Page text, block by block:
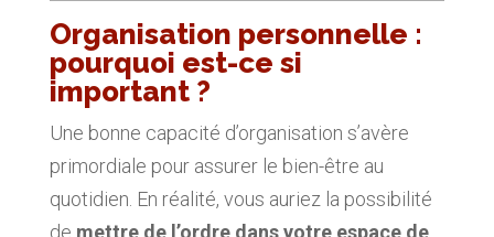
Organisation personnelle :
pourquoi est-ce si
important ?
Une bonne capacité d’organisation s’avère
primordiale pour assurer le bien-être au
quotidien. En réalité, vous auriez la possibilité